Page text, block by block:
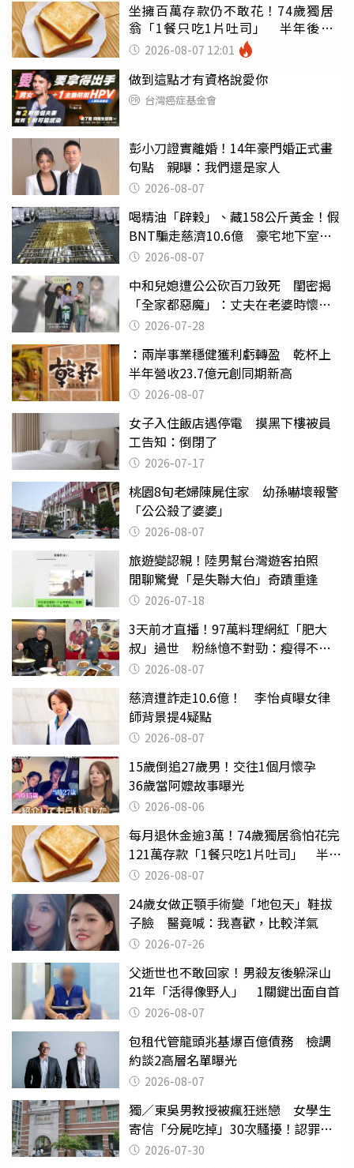
坐擁百萬存款仍不敢花！74歲獨居
翁「1餐只吃1片吐司」 半年後暴
瘦嚇壞女兒
2026-08-07 12:01
做到這點才有資格說愛你
台灣癌症基金會
彭小刀證實離婚！14年豪門婚正式畫
句點 親曝：我們還是家人
2026-08-07
喝精油「辟穀」、藏158公斤黃金！假
BNT騙走慈濟10.6億 豪宅地下室竟
挖出乾鮑金庫
2026-08-07
中和兒媳遭公公砍百刀致死 閨密揭
「全家都惡魔」：丈夫在老婆時懷孕
摔東西
2026-07-28
：兩岸事業穩健獲利虧轉盈 乾杯上
半年營收23.7億元創同期新高
2026-08-07
女子入住飯店遇停電 摸黑下樓被員
工告知：倒閉了
2026-07-17
桃園8旬老婦陳屍住家 幼孫嚇壞報警
「公公殺了婆婆」
2026-08-07
旅遊變認親！陸男幫台灣遊客拍照
閒聊驚覺「是失聯大伯」奇蹟重逢
2026-07-18
3天前才直播！97萬料理網紅「肥大
叔」過世 粉絲憶不對勁：瘦得不合
理 2026-08-07
慈濟遭詐走10.6億！ 李怡貞曝女律
師背景提4疑點
2026-08-07
15歲倒追27歲男！交往1個月懷孕
36歲當阿嬤故事曝光
2026-08-06
每月退休金逾3萬！74歲獨居翁怕花完
121萬存款「1餐只吃1片吐司」 半年
後暴瘦嚇壞女兒
2026-08-07
24歲女做正顎手術變「地包天」鞋拔
子臉 醫竟喊：我喜歡，比較洋氣
2026-07-26
父逝世也不敢回家！男殺友後躲深山
21年「活得像野人」 1關鍵出面自首
2026-08-07
包租代管龍頭兆基爆百億債務 檢調
約談2高層名單曝光
2026-08-07
獨／東吳男教授被瘋狂迷戀 女學生
寄信「分屍吃掉」30次騷擾！認罪免
關 2026-07-30